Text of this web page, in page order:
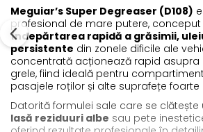
Meguiar’s Super Degreaser (D108)
profesional de mare putere,
îndepărtarea rapidă a grăsimii,
persistente din zonele dificile ale
concentrată acționează rapid
grele, fiind ideală pentru
pasajele roților și alte suprafețe foarte
Datorită formulei sale care se clătește
lasă reziduuri albe sau pete